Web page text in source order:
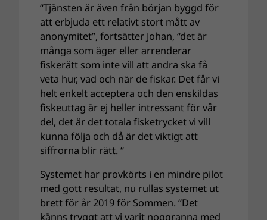
“Tjänsten är även från början byggd för
att erbjuda ett relativt stort mått av
anonymitet”, fortsätter Johan, “det är
många som äger eller arrenderar
fiskerätt som inte vill att andra ska få
veta hur, vad och när de fiskar. Det får vi
helt enkelt acceptera och den enskildas
fiskeuttag är ej heller intressant för vår
del, det är det totala fisketrycket vi vill
kunna följa och då är det viktigt att
siffrorna blir rätt. “
Systemet har provkörts i en mindre pilot
med gott resultat, nu rullas systemet ut
brett för år 2019 för Sommen. “Det
känns tryggt att vi varit noggranna med